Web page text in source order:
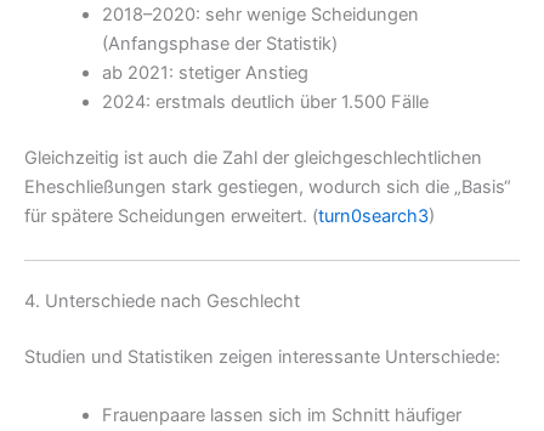
2018–2020: sehr wenige Scheidungen
(Anfangsphase der Statistik)
ab 2021: stetiger Anstieg
2024: erstmals deutlich über 1.500 Fälle
Gleichzeitig ist auch die Zahl der gleichgeschlechtlichen
Eheschließungen stark gestiegen, wodurch sich die „Basis“
für spätere Scheidungen erweitert. (turn0search3)
4. Unterschiede nach Geschlecht
Studien und Statistiken zeigen interessante Unterschiede:
Frauenpaare lassen sich im Schnitt häufiger